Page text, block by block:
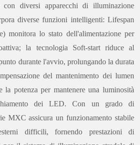
con diversi apparecchi di illuminazione
diverse funzioni intelligenti: Lifespan
monitora lo stato dell'alimentazione per
la tecnologia Soft-start riduce al
durante l'avvio, prolungando la durata
del mantenimento dei lumen
la potenza per mantenere una luminosità
dei LED. Con un grado di
MXC assicura un funzionamento stabile
difficili, fornendo prestazioni di